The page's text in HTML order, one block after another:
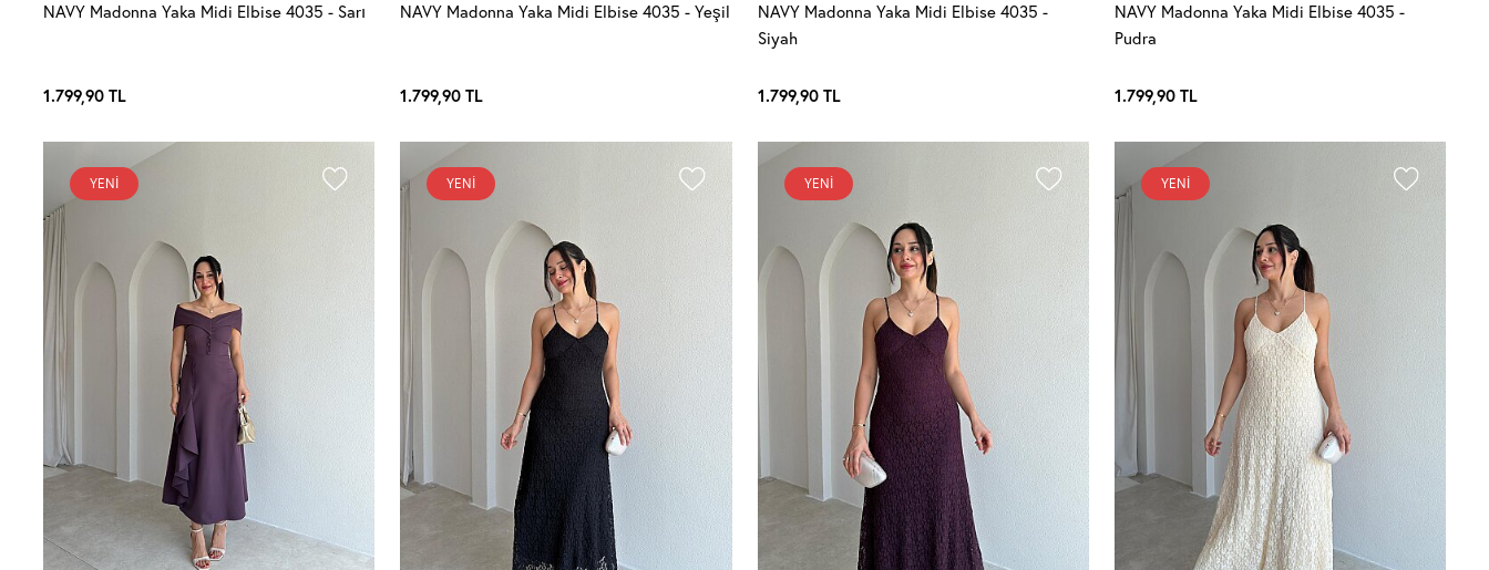
NAVY Madonna Yaka Midi Elbise 4035 - Sarı
1.799,90 TL
NAVY Madonna Yaka Midi Elbise 4035 - Yeşil
1.799,90 TL
NAVY Madonna Yaka Midi Elbise 4035 -
Siyah
1.799,90TL
NAVY Madonna Yaka Midi Elbise 4035 -
Pudra
1.799,90TL
YENI YENI YENI YENI